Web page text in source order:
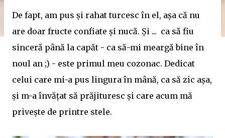
De fapt, am pus și rahat turcesc în el, așa că nu
are doar fructe confiate și nucă. Și ... ca să fiu
sinceră până la capăt - ca să-mi meargă bine în
noul an ;) - este primul meu cozonac. Dedicat
celui care mi-a pus lingura în mână, ca să zic așa,
și m-a învățat să prăjituresc și care acum mă
privește de printre stele.